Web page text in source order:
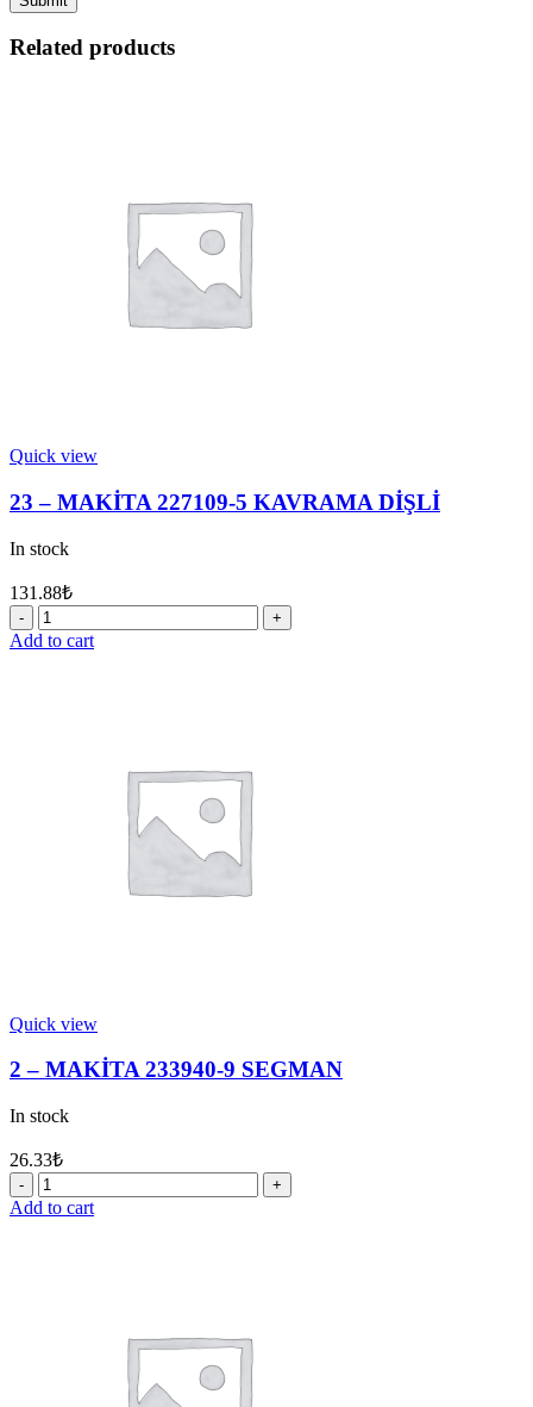
Related products
Quick view
23 – MAKİTA 227109-5 KAVRAMA DİŞLİ
In stock
131.88₺
23
-
Add to cart
Quick view
2 – MAKİTA 233940-9 SEGMAN
In stock
26.33₺
2
-
Add to cart